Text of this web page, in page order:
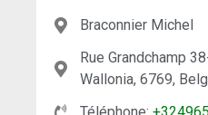
Braconnier Michel
Rue Grandchamp
Wallonia, 6769,